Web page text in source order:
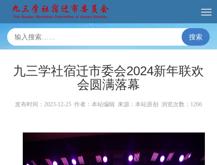
搜索
九三学社宿迁市委会2024新年联欢
会圆满落幕
发布时间：2023-12-25 作者：本站编辑 来源：本站原创 浏览次数： 1266